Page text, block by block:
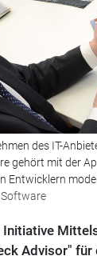
des IT-
gehört mit der
Entwicklern
Initiative
Advisor" für